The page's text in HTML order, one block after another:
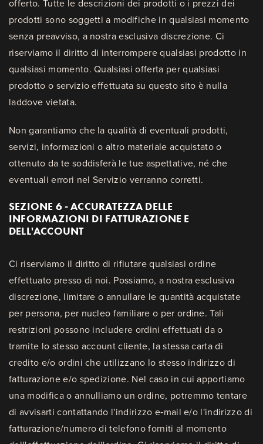
offerto. Tutte le descrizioni dei prodotti o i prezzi dei
prodotti sono soggetti a modifiche in qualsiasi momento
senza preavviso, a nostra esclusiva discrezione. Ci
riserviamo il diritto di interrompere qualsiasi prodotto in
qualsiasi momento. Qualsiasi offerta per qualsiasi
prodotto o servizio effettuata su questo sito è nulla
laddove vietata.
Non garantiamo che la qualità di eventuali prodotti,
servizi, informazioni o altro materiale acquistato o
ottenuto da te soddisferà le tue aspettative, né che
eventuali errori nel Servizio verranno corretti.
SEZIONE 6 - ACCURATEZZA DELLE
INFORMAZIONI DI FATTURAZIONE E
DELL'ACCOUNT
Ci riserviamo il diritto di rifiutare qualsiasi ordine
effettuato presso di noi. Possiamo, a nostra esclusiva
discrezione, limitare o annullare le quantità acquistate
per persona, per nucleo familiare o per ordine. Tali
restrizioni possono includere ordini effettuati da o
tramite lo stesso account cliente, la stessa carta di
credito e/o ordini che utilizzano lo stesso indirizzo di
fatturazione e/o spedizione. Nel caso in cui apportiamo
una modifica o annulliamo un ordine, potremmo tentare
di avvisarti contattando l'indirizzo e‑mail e/o l'indirizzo di
fatturazione/numero di telefono forniti al momento